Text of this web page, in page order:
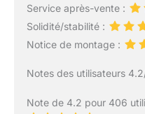
Service après-vente :
Solidité/stabilité :
Notice de montage :
Notes des utilisateurs
Note de 4.2 pour 406